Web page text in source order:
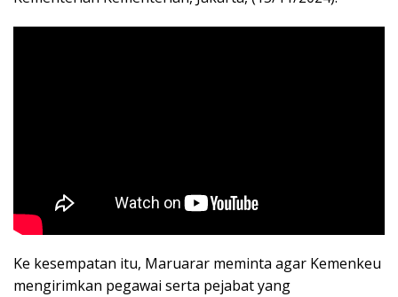
Ke kesempatan itu, Maruarar meminta agar Kemenkeu
mengirimkan pegawai serta pejabat yang